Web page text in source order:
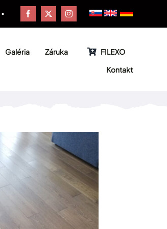
▪
Galéria Záruka
FILEXO
Kontakt